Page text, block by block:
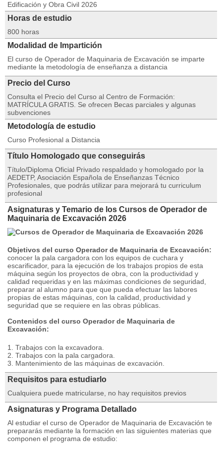
Edificación y Obra Civil 2026
Horas de estudio
800 horas
Modalidad de Impartición
El curso de Operador de Maquinaria de Excavación se imparte
mediante la metodología de enseñanza a distancia
Precio del Curso
Consulta el Precio del Curso al Centro de Formación:
MATRÍCULA GRATIS. Se ofrecen Becas parciales y algunas
subvenciones
Metodología de estudio
Curso Profesional a Distancia
Título Homologado que conseguirás
Título/Diploma Oficial Privado respaldado y homologado por la
AEDETP, Asociación Española de Enseñanzas Técnico
Profesionales, que podrás utilizar para mejorará tu curriculum
profesional
Asignaturas y Temario de los Cursos de Operador de
Maquinaria de Excavación 2026
Objetivos del curso Operador de Maquinaria de Excavación:
conocer la pala cargadora con los equipos de cuchara y
escarificador, para la ejecución de los trabajos propios de esta
máquina según los proyectos de obra, con la productividad y
calidad requeridas y en las máximas condiciones de seguridad,
preparar al alumno para que que pueda efectuar las labores
propias de estas máquinas, con la calidad, productividad y
seguridad que se requiere en las obras públicas.
Contenidos del curso Operador de Maquinaria de
Excavación:
1. Trabajos con la excavadora.
2. Trabajos con la pala cargadora.
3. Mantenimiento de las máquinas de excavación.
Requisitos para estudiarlo
Cualquiera puede matricularse, no hay requisitos previos
Asignaturas y Programa Detallado
Al estudiar el curso de Operador de Maquinaria de Excavación te
prepararás mediante la formación en las siguientes materias que
componen el programa de estudio: